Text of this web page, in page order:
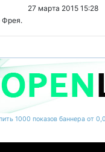
27 марта 2015 15:28
Фрея.
1000 показов баннера от